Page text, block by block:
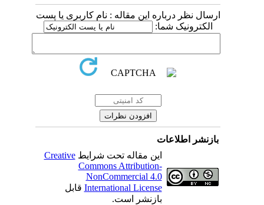
ارسال نظر درباره این مقاله : نام کاربری یا پست
الکترونیک شما:
بازنشر اطلاعات
این مقاله تحت شرایطCreative
Commons Attribution-
NonCommercial 4.0
International Licenseقابل
بازنشر است.